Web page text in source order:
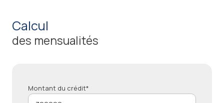
calcul
des mensualités
Montant du crédit*